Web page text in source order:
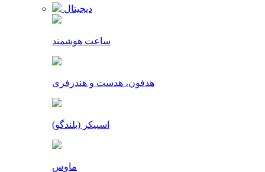
دیجیتال
ساعت هوشمند
هدفون، هدست و هندزفری
اسپیکر (بلندگو)
ماوس